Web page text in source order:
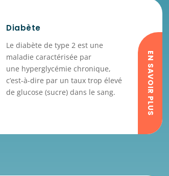
Diabète
Lediabète de type 2 est une
maladie caractérisée par
une hyperglycémie chronique,
c’est-à-dire par un taux trop élevé
de glucose (sucre) dans le sang. EN SAVOIR PLUS